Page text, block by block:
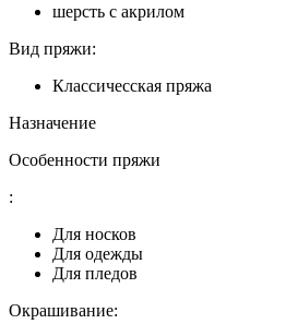
шерсть с акрилом
Вид пряжи:
Классичесская пряжа
Назначение
Особенности пряжи
:
Для носков
Для одежды
Для пледов
Окрашивание: